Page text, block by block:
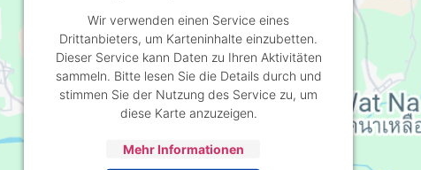
Wir verwenden einen Service eines
Drittanbieters, um Karteninhalte einzubetten.
Dieser Service kann Daten zu Ihren Aktivitäten
sammeln. Bitte lesen Sie die Details durch und
stimmen Sie der Nutzung des Service zu, um
diese Karte anzuzeigen.
Mehr Informationen